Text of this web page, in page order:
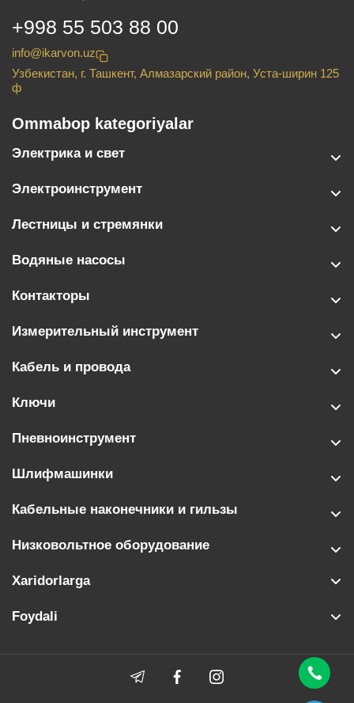
+998 55 503 88 00
info@ikarvon.uz
Узбекистан, г. Ташкент, Алмазарский район, Уста-ширин 125
ф
Ommabop kategoriyalar
Электрика и свет
Электроинструмент
Лестницы и стремянки
Водяные насосы
Контакторы
Измерительный инструмент
Кабель и провода
Ключи
Пневноинструмент
Шлифмашинки
Кабельные наконечники и гильзы
Низковольтное оборудование
Xaridorlarga
Foydali